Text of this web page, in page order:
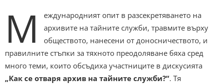
М
еждународният опит в разсекретяването на
архивите на тайните служби, травмите върху
обществото, нанесени от доносничеството, и
правилните стъпки за тяхното преодоляване бяха сред
много теми, които обсъдиха участниците в дискусията
„Как се отваря архив на тайните служби?“. Тя